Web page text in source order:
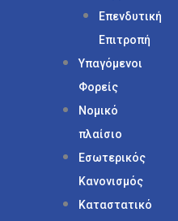
Επενδυτική
Επιτροπή
Υπαγόμενοι
Φορείς
Νομικό
πλαίσιο
Εσωτερικός
Κανονισμός
Καταστατικό